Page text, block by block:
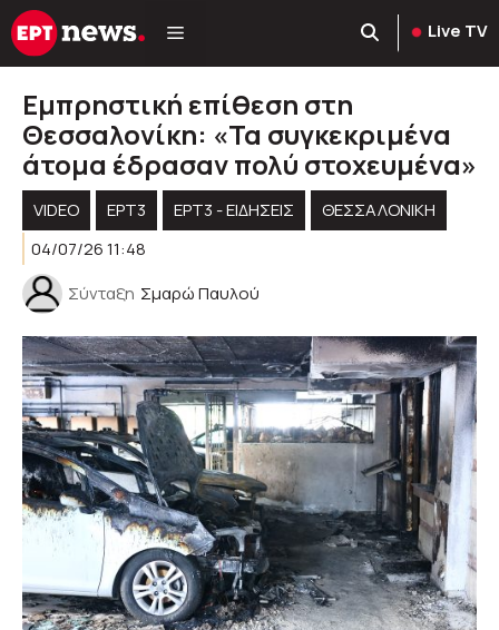
Μετάβαση
σε
Live TV
Εμπρηστική επίθεση στη
Θεσσαλονίκη: «Τα συγκεκριμένα
άτομα έδρασαν πολύ στοχευμένα»
VIDEO ΕΡΤ3 ΕΡΤ3 - ΕΙΔΉΣΕΙΣ
ΘΕΣΣΑΛΟΝΙΚΗ
04/07/26 11:48
Σύνταξη Σμαρώ Παυλού